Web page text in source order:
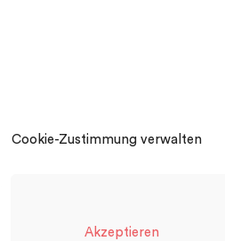
Cookie-Zustimmung verwalten
Akzeptieren